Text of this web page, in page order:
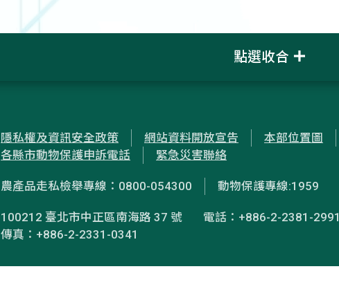
點選收合
隱私權及資訊安全政策 網站資料開放宣告
本部位置圖
各縣市動物保護申訴電話
緊急災害聯絡
農產品走私檢舉專線：0800-054300 動物保護專線:1959
100212 臺北市中正區南海路 37 號
電話：+886-2-2381-2991
傳真：+886-2-2331-0341